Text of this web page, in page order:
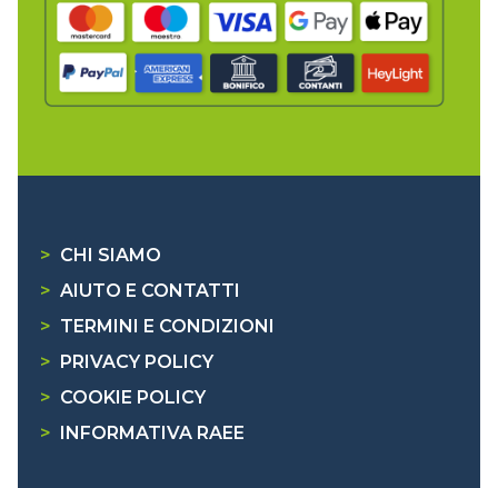
> CHI SIAMO
> AIUTO E CONTATTI
> TERMINI E CONDIZIONI
>
PRIVACY POLICY
> COOKIE POLICY
>
INFORMATIVA RAEE